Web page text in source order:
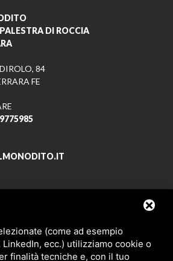
DI ROCCIA
84
FE
Partner(come ad esempio
LinkedIn, ecc.) utilizziamo cookie o
finalità tecniche e, con il tuo